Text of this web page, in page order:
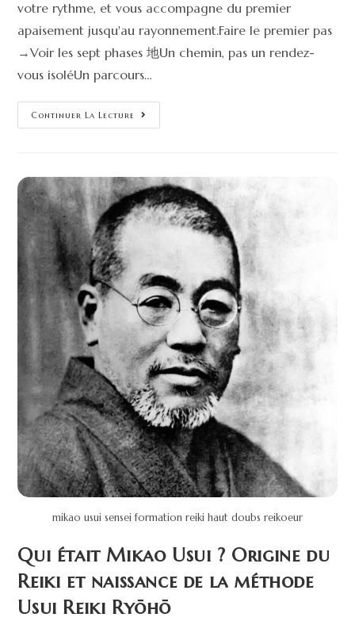
votre rythme, et vous accompagne du premier
apaisement jusqu'au rayonnement.Faire le premier pas
→Voir les sept phases 地Un chemin, pas un rendez-
vous isoléUn parcours…
Continuer La Lecture
mikao usui sensei formation reiki haut doubs reikoeur
Qui était Mikao Usui ? Origine du
Reiki et naissance de la méthode
Usui Reiki Ryōhō